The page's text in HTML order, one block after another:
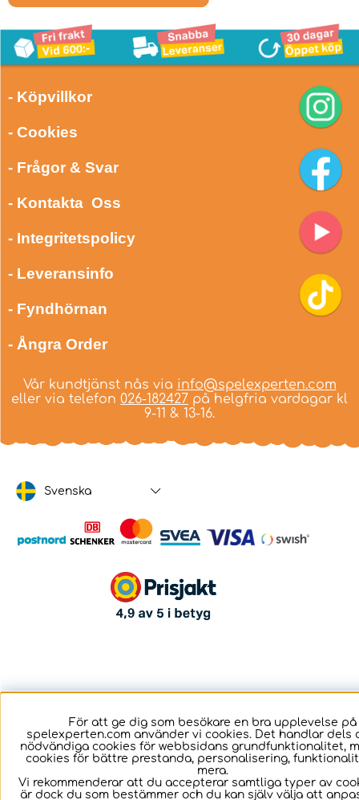
- Köpvillkor
- Cookies
- Frågor & Svar
- Kontakta Oss
- Integritetspolicy
- Leveransinfo
- Fyndhörnan
- Ångra Order
Vår kundtjänst nås via info@spelexperten.com
eller via telefon 026-182427 på helgfria vardagar kl
9-11 & 13-16.
Svenska
För att ge dig som besökare en bra upplevelse på
spelexperten.com använder vi cookies. Det handlar dels
nödvändiga cookies för webbsidans grundfunktionalitet,
cookies för bättre prestanda, personalisering,
mera.
Vi rekommenderar att du accepterar samtliga typer av
är dock du som bestämmer och du kan själv välja att